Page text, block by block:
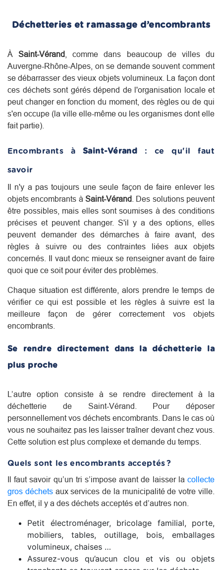
Déchetteries et ramassage d’encombrants
ÀSaint-Vérand , comme dans beaucoup de villes du
Auvergne-Rhône-Alpes , on se demande souvent comment
se débarrasser des vieux objets volumineux. La façon dont
ces déchets sont gérés dépend de l'organisation locale et
peut changer en fonction du moment, des règles ou de qui
s'en occupe (la ville elle-même ou les organismes dont elle
fait partie).
Encombrants à Saint-Vérand : ce qu'il faut
savoir
Il n'y a pas toujours une seule façon de faire enlever les
objets encombrants à Saint-Vérand . Des solutions peuvent
être possibles, mais elles sont soumises à des conditions
précises et peuvent changer. S'il y a des options, elles
peuvent demander des démarches à faire avant, des
règles à suivre ou des contraintes liées aux objets
concernés. Il vaut donc mieux se renseigner avant de faire
quoi que ce soit pour éviter des problèmes.
Chaque situation est différente, alors prendre le temps de
vérifier ce qui est possible et les règles à suivre est la
meilleure façon de gérer correctement vos objets
encombrants.
Se rendre directement dans la déchetterie la
plus proche
L’autre option consiste à se rendre directement à la
déchetterie de Saint-Vérand. Pour déposer
personnellement vos déchets encombrants. Dans le cas où
vous ne souhaitez pas les laisser traîner devant chez vous.
Cette solution est plus complexe et demande du temps.
Quels sont les encombrants acceptés ?
Il faut savoir qu’un tri s’impose avant de laisser la collecte
gros déchetsaux services de la municipalité de votre ville.
En effet, il y a des déchets acceptés et d’autres non.
Petit électroménager, bricolage familial, porte,
mobiliers, tables, outillage, bois, emballages
volumineux, chaises …
Assurez-vous qu’aucun clou et vis ou objets